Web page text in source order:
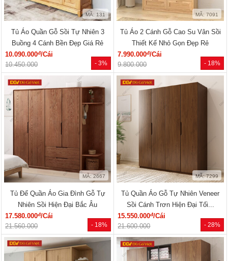
- 3%
MÃ: 131
Tủ Áo Quần Gỗ Sồi Tự Nhiên 3
Buồng 4 Cánh Bền Đẹp Giá Rẻ
10.090.000đ/Cái
10.450.000
- 18%
MÃ: 7091
Tủ Áo 2 Cánh Gỗ Cao Su Vân Sồi
Thiết Kế Nhỏ Gọn Đẹp Rẻ
7.990.000đ/Cái
9.800.000
- 18%
MÃ: 2667
Tủ Để Quần Áo Gia Đình Gỗ Tự
Nhiên Sồi Hiện Đại Bắc Âu
17.580.000đ/Cái
21.560.000
- 28%
MÃ: 7299
Tủ Quần Áo Gỗ Tự Nhiên Veneer
Sồi Cánh Trơn Hiện Đại Tối...
15.550.000đ/Cái
21.600.000